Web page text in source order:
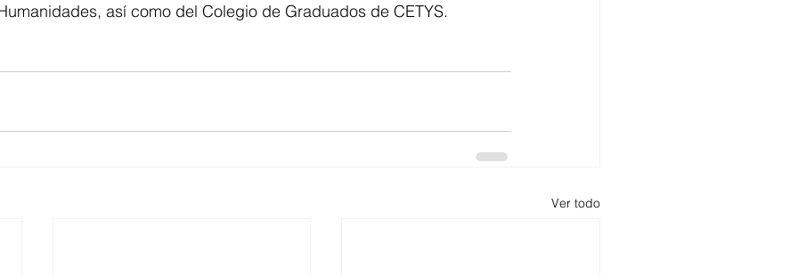
así como del Colegio de Graduados de CETYS.
Ver todo